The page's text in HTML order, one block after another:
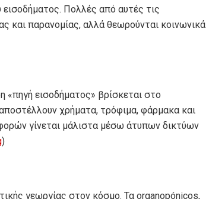
Πολλές από αυτές τις
και παρανομίας, αλλά θεωρούνται κοινωνικά
«πηγή εισοδήματος» βρίσκεται στο
χρήματα, τρόφιμα, φάρμακα και
γίνεται μάλιστα μέσω άτυπων δικτύων
)
γεωργίας στον κόσμο. Τα organopónicos,